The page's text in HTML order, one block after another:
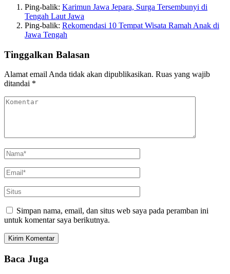
Ping-balik: Karimun Jawa Jepara, Surga Tersembunyi di
Tengah Laut Jawa
Ping-balik: Rekomendasi 10 Tempat Wisata Ramah Anak di
Jawa Tengah
Tinggalkan Balasan
Alamat email Anda tidak akan dipublikasikan. Ruas yang wajib
ditandai *
Simpan nama, email, dan situs web saya pada peramban ini
untuk komentar saya berikutnya.
Baca Juga